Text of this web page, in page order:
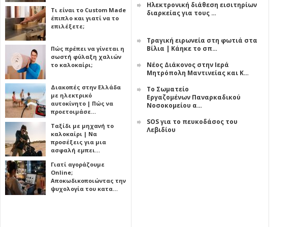
Τι είναι το Custom Made
έπιπλο και γιατί να το
επιλέξετε;
Πώς πρέπει να γίνεται η
σωστή φύλαξη χαλιών
το καλοκαίρι;
Διακοπές στην Ελλάδα
με ηλεκτρικό
αυτοκίνητο | Πώς να
προετοιμάσε…
Ταξίδι με μηχανή το
καλοκαίρι | Να
προσέξεις για μια
ασφαλή εμπει…
Γιατί αγοράζουμε
Online;
Αποκωδικοποιώντας την
ψυχολογία του κατα…
Ηλεκτρονική διάθεση εισιτηρίων
διαρκείας για τους …
Τραγική ειρωνεία στη φωτιά στα
Βίλια | Κάηκε το σπ…
Νέος Διάκονος στην Ιερά
Μητρόπολη Μαντινείας και Κ…
Το Σωματείο
Εργαζομένων Παναρκαδικού
Νοσοκομείου α…
SOS για το πευκοδάσος του
Λεβιδίου